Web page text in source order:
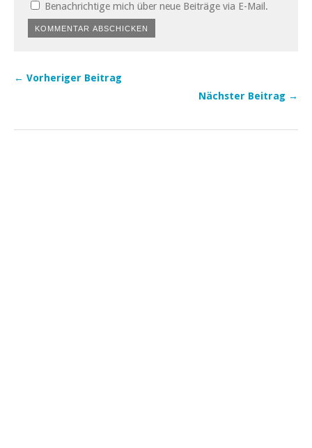
Benachrichtige mich über neue Beiträge via E-Mail.
← Vorheriger Beitrag
Nächster Beitrag →